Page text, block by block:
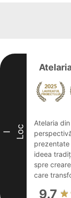
I Loc
Atelaria
ideea
spre
care
9.7